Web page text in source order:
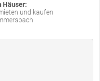
Häuser:
und kaufen